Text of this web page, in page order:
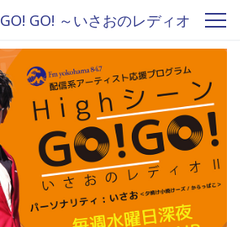
GO! ～いさおのレディオ
84.7